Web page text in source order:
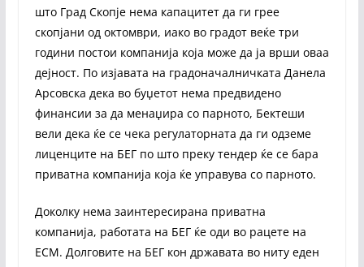
што Град Скопје нема капацитет да ги грее
скопјани од октомври, иако во градот веќе три
години постои компанија која може да ја врши оваа
дејност. По изјавата на градоначалничката Данела
Арсовска дека во буџетот нема предвидено
финансии за да менаџира со парното, Бектеши
вели дека ќе се чека регулаторната да ги одземе
лиценците на БЕГ по што преку тендер ќе се бара
приватна компанија која ќе управува со парното.
Доколку нема заинтересирана приватна
компанија, работата на БЕГ ќе оди во рацете на
ЕСМ. Долговите на БЕГ кон државата во ниту еден